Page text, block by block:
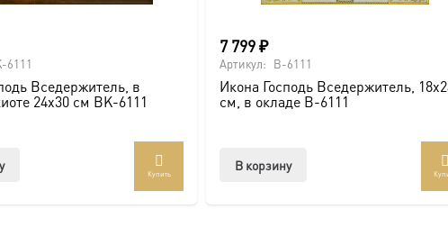
6111
Вседержитель, в
24х30 см BK-6111
Купить
7 799₽
Артикул: B-6111
Икона Господь Вседержитель,
см, в окладе B-6111
В корзину